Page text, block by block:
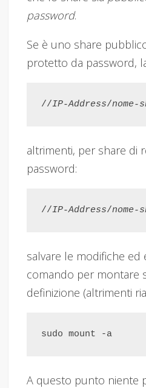
password.
Se è uno share
protetto da password,
//IP-Address/nome-
altrimenti, per share di
password:
//IP-Address/nome-
salvare le modifiche ed
comando per montare
definizione (altrimenti
A questo punto niente